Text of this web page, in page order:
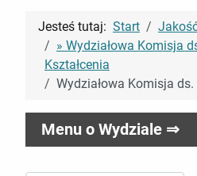
Jesteś tutaj: Start
» Wydziałowa Komisja
Kształcenia
Wydziałowa Komisja
Menu o Wydziale ⇒